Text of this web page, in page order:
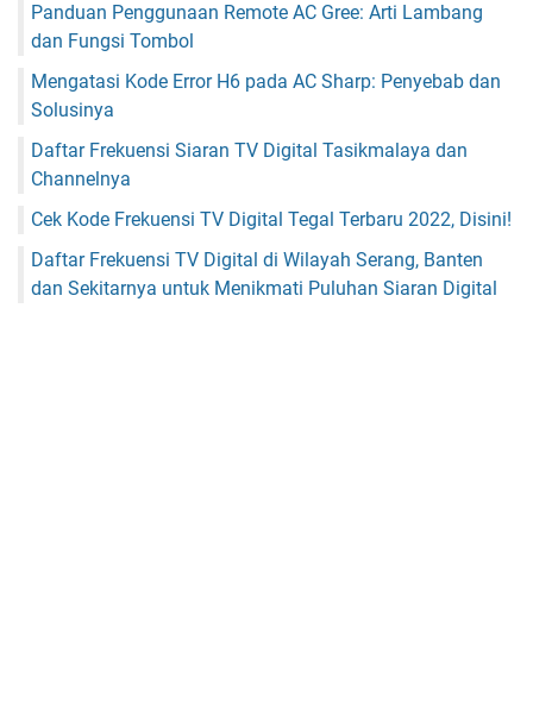
Panduan Penggunaan Remote AC Gree: Arti Lambang
dan Fungsi Tombol
Mengatasi Kode Error H6 pada AC Sharp: Penyebab dan
Solusinya
Daftar Frekuensi Siaran TV Digital Tasikmalaya dan
Channelnya
Cek Kode Frekuensi TV Digital Tegal Terbaru 2022, Disini!
Daftar Frekuensi TV Digital di Wilayah Serang, Banten
dan Sekitarnya untuk Menikmati Puluhan Siaran Digital